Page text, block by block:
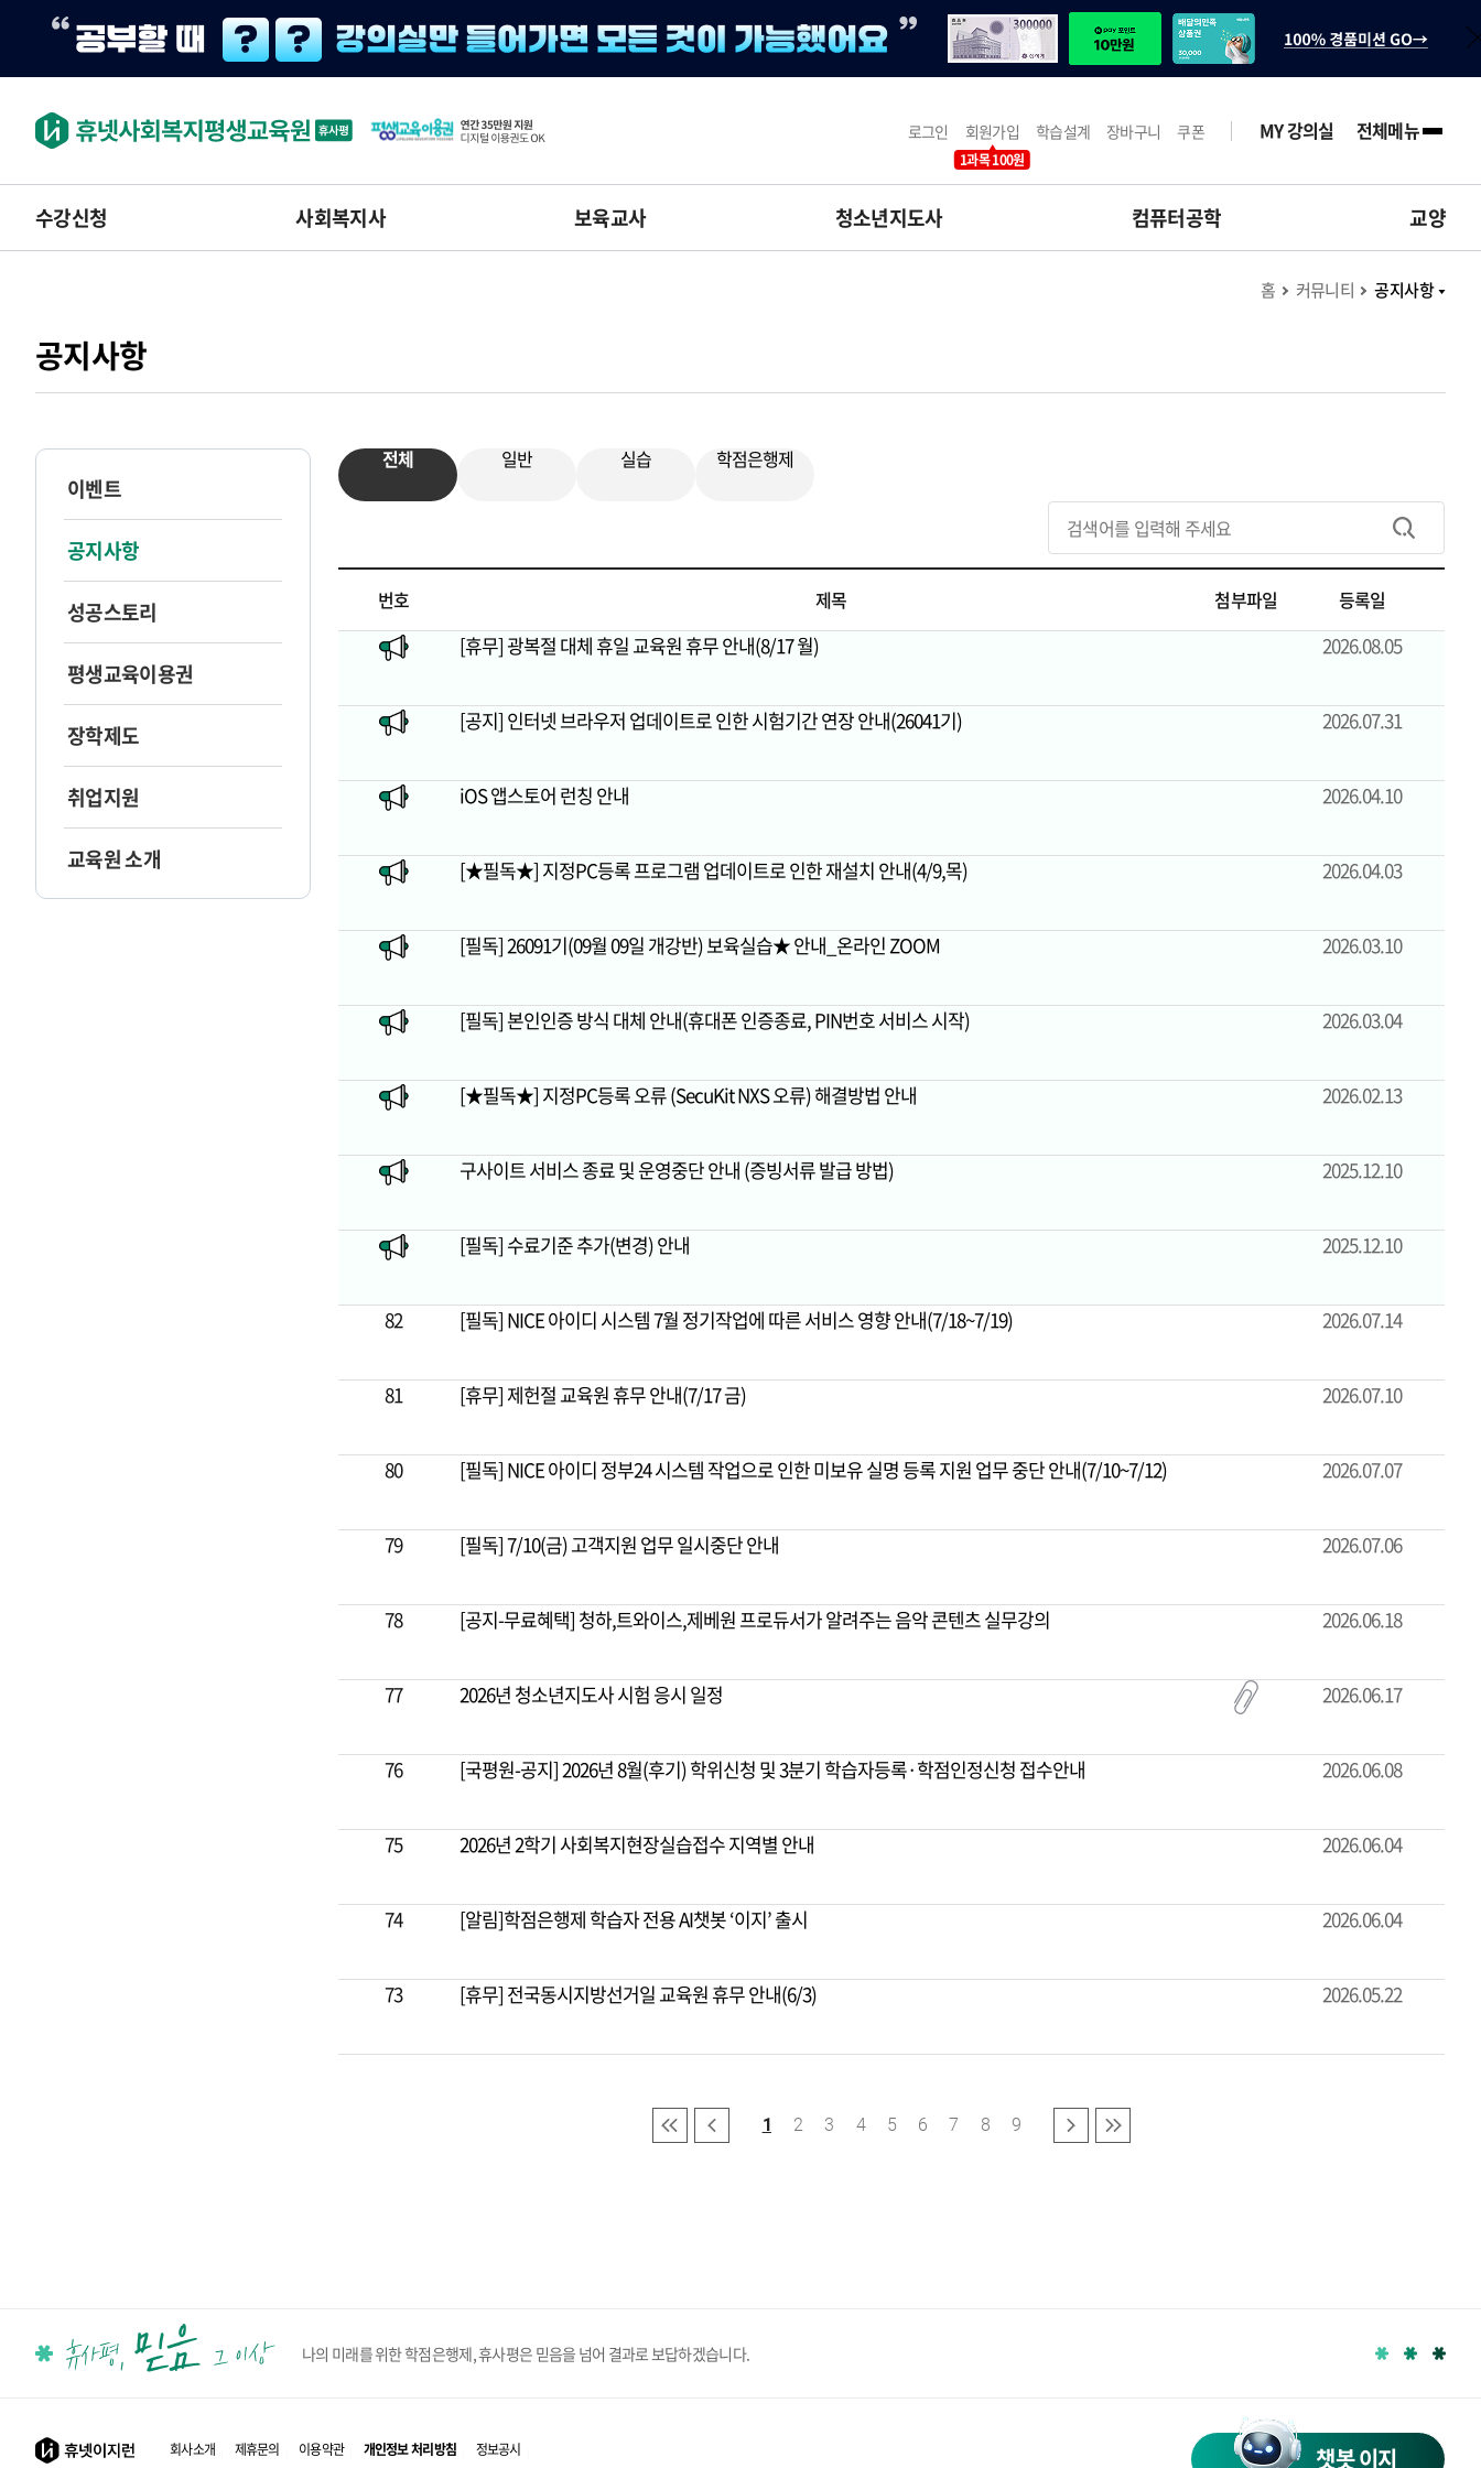
로그인 회원가입
1과목 100원
학습설계 장바구니 쿠폰 MY 강의실 전체메뉴
수강신청 사회복지사 보육교사 청소년지도사 컴퓨터공학 교양
홈 커뮤니티 공지사항
공지사항
이벤트
공지사항
성공스토리
평생교육이용권
장학제도
취업지원
교육원 소개
전체 일반 실습
학점은행제
공지사항 리스트 검색
검색
번호 제목 첨부파일 등록일
[휴무] 광복절 대체 휴일 교육원 휴무 안내(8/17 월) 2026.08.05
[공지] 인터넷 브라우저 업데이트로 인한 시험기간 연장 안내(26041기) 2026.07.31
iOS 앱스토어 런칭 안내 2026.04.10
[★필독★] 지정PC등록 프로그램 업데이트로 인한 재설치 안내(4/9,목) 2026.04.03
[필독] 26091기(09월 09일 개강반) 보육실습★ 안내_온라인 ZOOM 2026.03.10
[필독] 본인인증 방식 대체 안내(휴대폰 인증종료, PIN번호 서비스 시작) 2026.03.04
[★필독★] 지정PC등록 오류 (SecuKit NXS 오류) 해결방법 안내 2026.02.13
구사이트 서비스 종료 및 운영중단 안내 (증빙서류 발급 방법) 2025.12.10
[필독] 수료기준 추가(변경) 안내 2025.12.10
82 [필독] NICE 아이디 시스템 7월 정기작업에 따른 서비스 영향 안내(7/18~7/19) 2026.07.14
81 [휴무] 제헌절 교육원 휴무 안내(7/17 금) 2026.07.10
80 [필독] NICE 아이디 정부24 시스템 작업으로 인한 미보유 실명 등록 지원 업무 중단 안내(7/10~7/12) 2026.07.07
79 [필독] 7/10(금) 고객지원 업무 일시중단 안내 2026.07.06
78 [공지-무료혜택] 청하,트와이스,제베원 프로듀서가 알려주는 음악 콘텐츠 실무강의 2026.06.18
77 2026년 청소년지도사 시험 응시 일정 2026.06.17
76 [국평원-공지] 2026년 8월(후기) 학위신청 및 3분기 학습자등록·학점인정신청 접수안내 2026.06.08
75 2026년 2학기 사회복지현장실습접수 지역별 안내 2026.06.04
74 [알림]학점은행제 학습자 전용 AI챗봇 ‘이지’ 출시 2026.06.04
73 [휴무] 전국동시지방선거일 교육원 휴무 안내(6/3) 2026.05.22
처음 이전 1 2 3 4 5 6 7 8 9 다음 마지막
나의 미래를 위한 학점은행제, 휴사평은 믿음을 넘어 결과로 보답하겠습니다.
회사소개 제휴문의 이용약관 개인정보 처리방침 정보공시 챗봇 이지